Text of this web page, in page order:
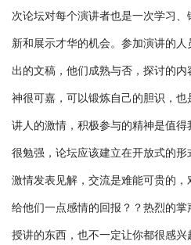
次论坛对每个演讲者也是一次学习
新和展示才华的机会。参加演讲的
出的文稿，他们成熟与否，探讨的
神很可嘉，可以锻炼自己的胆识，
讲人的激情，积极参与的精神是值
很勉强，论坛应该建立在开放式的
激情发表见解，交流是难能可贵的
给他们一点感情的回报？？热烈的
授讲的东西，也不一定让你都很感